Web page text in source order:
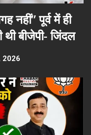
नहीं” पूर्व में ही
बीजेपी- जिंदल
2026